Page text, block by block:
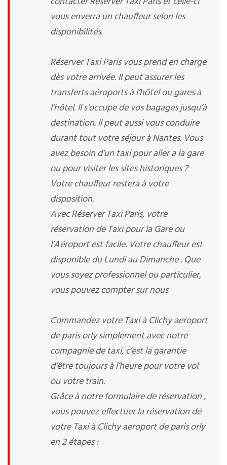
vous enverra un chauffeur selon les
disponibilités.
Réserver Taxi Paris vous prend en charge
dès votre arrivée. Il peut assurer les
transferts aéroports à l’hôtel ou gares à
l’hôtel. Il s’occupe de vos bagages jusqu’à
destination. Il peut aussi vous conduire
durant tout votre séjour à Nantes. Vous
avez besoin d’un taxi pour aller a la gare
ou pour visiter les sites historiques ?
Votre chauffeur restera à votre
disposition.
Avec Réserver Taxi Paris, votre
réservation de Taxi pour la Gare ou
l’Aéroport est facile. Votre chauffeur est
disponible du Lundi au Dimanche . Que
vous soyez professionnel ou particulier,
vous pouvez compter sur nous
Commandez votre Taxi à Clichy aeroport
de paris orly simplement avec notre
compagnie de taxi, c’est la garantie
d’être toujours à l’heure pour votre vol
ou votre train.
Grâce à notre formulaire de réservation ,
vous pouvez effectuer la réservation de
votre Taxi à Clichy aeroport de paris orly
en 2 étapes :